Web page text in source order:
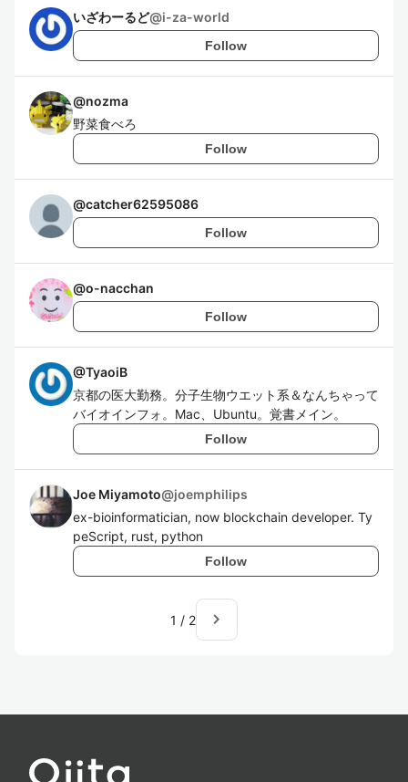
いざわーるど@i-za-world
Follow
@nozma
野菜食べろ
Follow
@catcher62595086
Follow
@o-nacchan
Follow
@TyaoiB
京都の医大勤務。分子生物ウエット系＆なんちゃって
バイオインフォ。Mac、Ubuntu。覚書メイン。
Follow
Joe Miyamoto@joemphilips
ex-bioinformatician, now blockchain developer. Ty
peScript, rust, python
Follow
1 / 2 navigate_next